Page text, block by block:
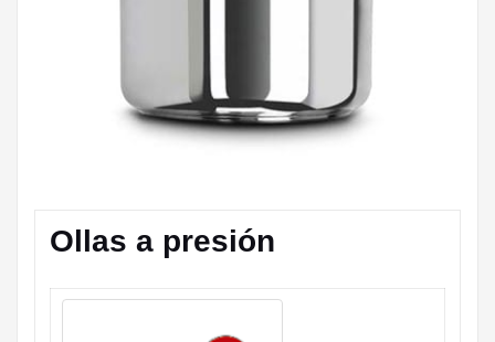
Ollas a presión